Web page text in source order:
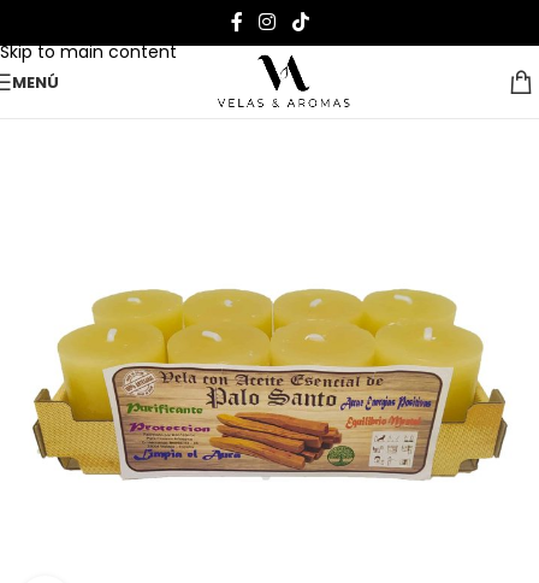
Skip to main content
MENÚ